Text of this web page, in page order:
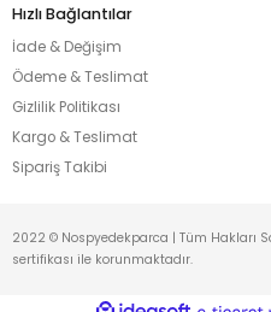
Hızlı Bağlantılar
İade & Değişim
Ödeme & Teslimat
Gizlilik Politikası
Kargo & Teslimat
Sipariş Takibi
2022 © Nospyedekparca | Tüm Hakları
sertifikası ile korunmaktadır.